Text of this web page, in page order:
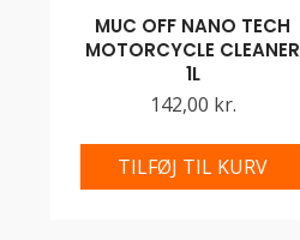
MUC OFF NANO TECH
MOTORCYCLE CLEANER
1L
142,00 kr.
TILFØJ TIL KURV